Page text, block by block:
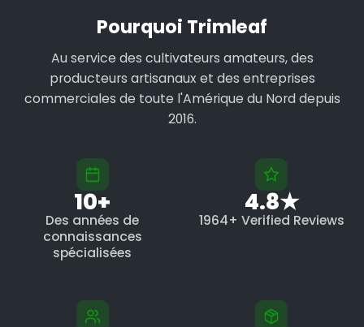
Pourquoi Trimleaf
Au service des cultivateurs amateurs, des
producteurs artisanaux et des entreprises
commerciales de toute l'Amérique du Nord depuis
2016.
10+
Des années de
connaissances
spécialisées
4.8★
1964+ Verified Reviews